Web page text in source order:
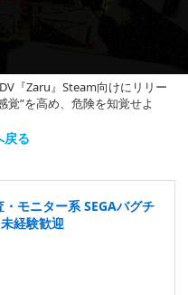
『Zaru』Steam向けにリリー
覚”を高め、危険を知覚せよ
戻る
モニター系 SEGAバグチ
経験歓迎